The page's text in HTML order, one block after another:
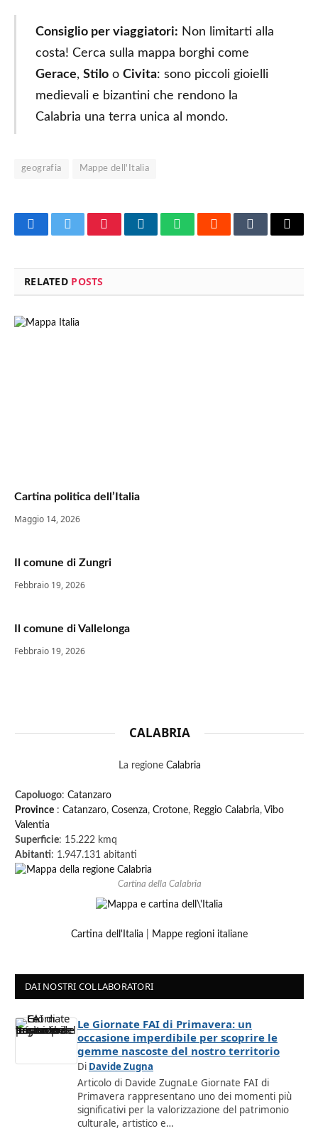
Consiglio per viaggiatori: Non limitarti alla
costa! Cerca sulla mappa borghi come
Gerace, Stiloo Civita: sono piccoli gioielli
medievali e bizantini che rendono la
Calabria una terra unica al mondo.
geografia Mappe dell'Italia
FacebookTwitterPinterestLinkedInWhatsAppRedditTumblrEmail
RELATED POSTS
Cartina politica dell’Italia
Maggio 14, 2026
Il comune di Zungri
Febbraio 19, 2026
Il comune di Vallelonga
Febbraio 19, 2026
CALABRIA
La regione Calabria
Capoluogo: Catanzaro
Province : Catanzaro, Cosenza, Crotone, Reggio Calabria, Vibo
Valentia
Superficie: 15.222 kmq
Abitanti: 1.947.131 abitanti
Cartina della Calabria
Cartina dell'Italia Mappe regioni italiane
DAI NOSTRI COLLABORATORI
Le Giornate FAI di Primavera: un
occasione imperdibile per scoprire le
gemme nascoste del nostro territorio
Di Davide Zugna
Articolo di Davide ZugnaLe Giornate FAI di
Primavera rappresentano uno dei momenti più
significativi per la valorizzazione del patrimonio
culturale, artistico e…